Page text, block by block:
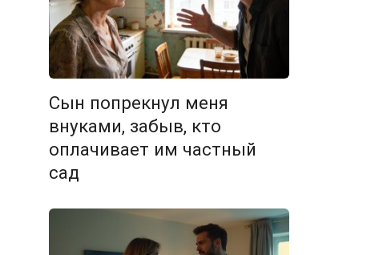
Сын попрекнул меня
внуками, забыв, кто
оплачивает им частный
сад